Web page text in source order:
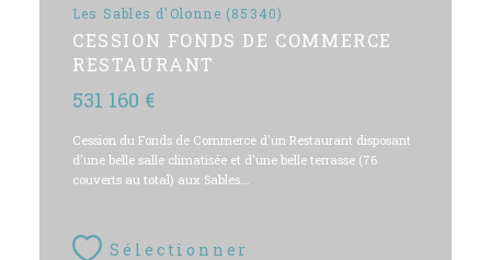
Les Sables d'Olonne (85340)
CESSION FONDS DE COMMERCE
RESTAURANT
531 160 €
Cession du Fonds de Commerce d'un Restaurant disposant
d'une belle salle climatisée et d'une belle terrasse (76
couverts au total) aux Sables...
Sélectionner